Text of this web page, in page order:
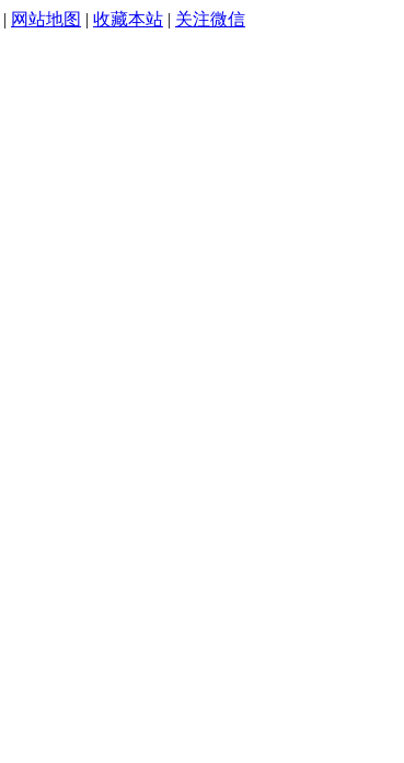
| 网站地图 | 收藏本站 | 关注微信